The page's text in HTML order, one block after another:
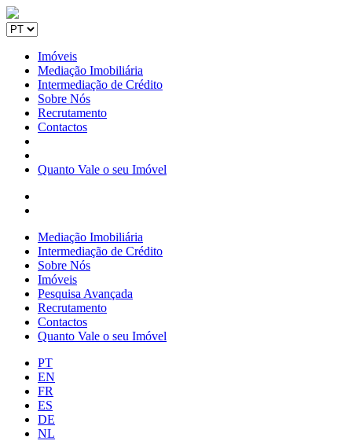
Imóveis
Mediação Imobiliária
Intermediação de Crédito
Sobre Nós
Recrutamento
Contactos
Quanto Vale o seu Imóvel
Mediação Imobiliária
Intermediação de Crédito
Sobre Nós
Imóveis
Pesquisa Avançada
Recrutamento
Contactos
Quanto Vale o seu Imóvel
PT
EN
FR
ES
DE
NL